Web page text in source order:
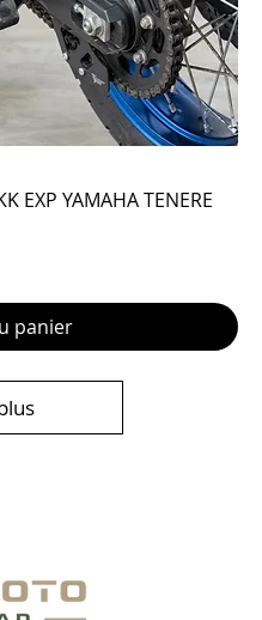
EXP YAMAHA TENERE
panier